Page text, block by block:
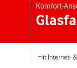
Komfort-
mit Internet-